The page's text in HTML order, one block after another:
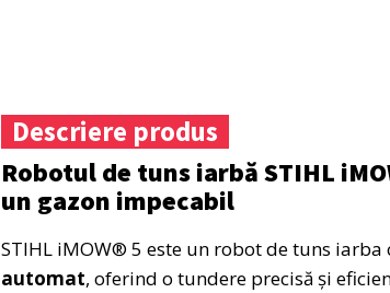
Descriere produs
Robotul de tuns iarbă STIHL
un gazon impecabil
STIHL iMOW® 5 este un robot de tuns
automat, oferind o tundere precisă și